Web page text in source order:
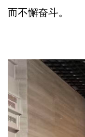
而不懈奋斗。